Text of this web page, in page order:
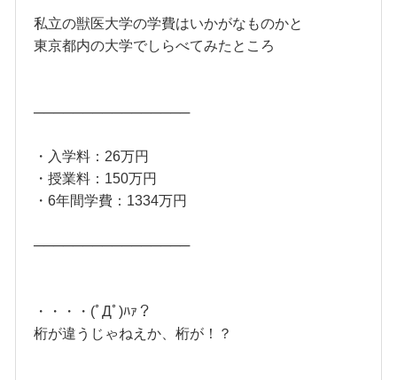
私立の獣医大学の学費はいかがなものかと
東京都内の大学でしらべてみたところ
────────────────
・入学料：26万円
・授業料：150万円
・6年間学費：1334万円
────────────────
・・・・(ﾟДﾟ)ﾊｧ？
桁が違うじゃねえか、桁が！？